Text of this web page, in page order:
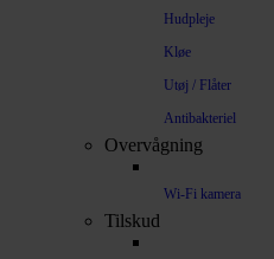
Hudpleje
Kløe
Utøj / Flåter
Antibakteriel
Overvågning
Wi-Fi kamera
Tilskud